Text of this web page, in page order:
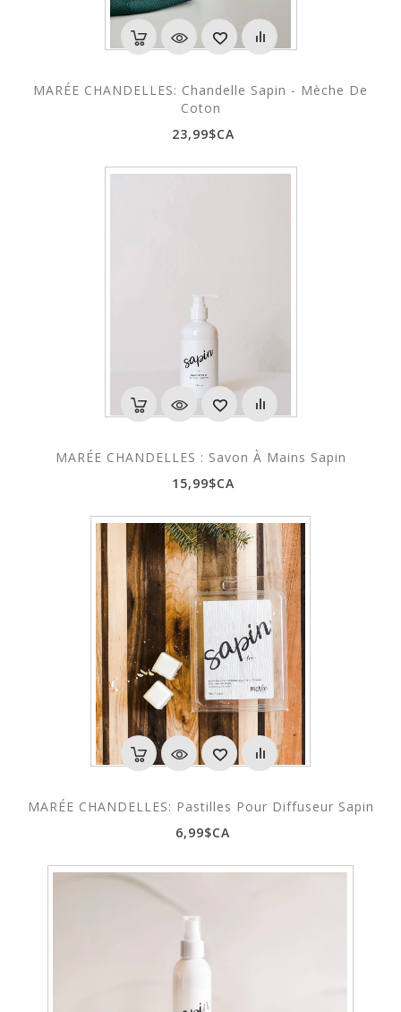
MARÉE CHANDELLES: Chandelle Sapin - Mèche De
Coton
23,99$CA
MARÉE CHANDELLES : Savon À Mains Sapin
15,99$CA
MARÉE CHANDELLES: Pastilles Pour Diffuseur Sapin
6,99$CA